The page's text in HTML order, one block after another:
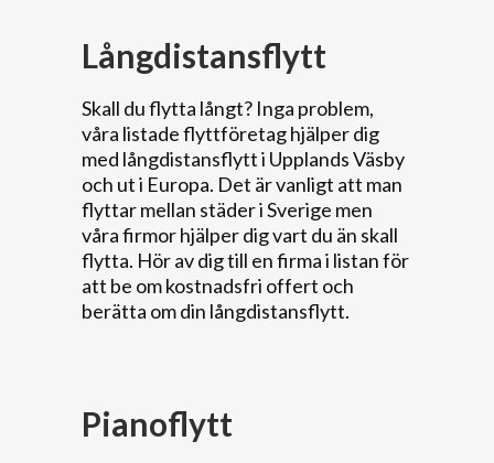
Långdistansflytt
Skall du flytta långt? Inga problem,
våra listade flyttföretag hjälper dig
med långdistansflytt i Upplands Väsby
och ut i Europa. Det är vanligt att man
flyttar mellan städer i Sverige men
våra firmor hjälper dig vart du än skall
flytta. Hör av dig till en firma i listan för
att be om kostnadsfri offert och
berätta om din långdistansflytt.
Pianoflytt